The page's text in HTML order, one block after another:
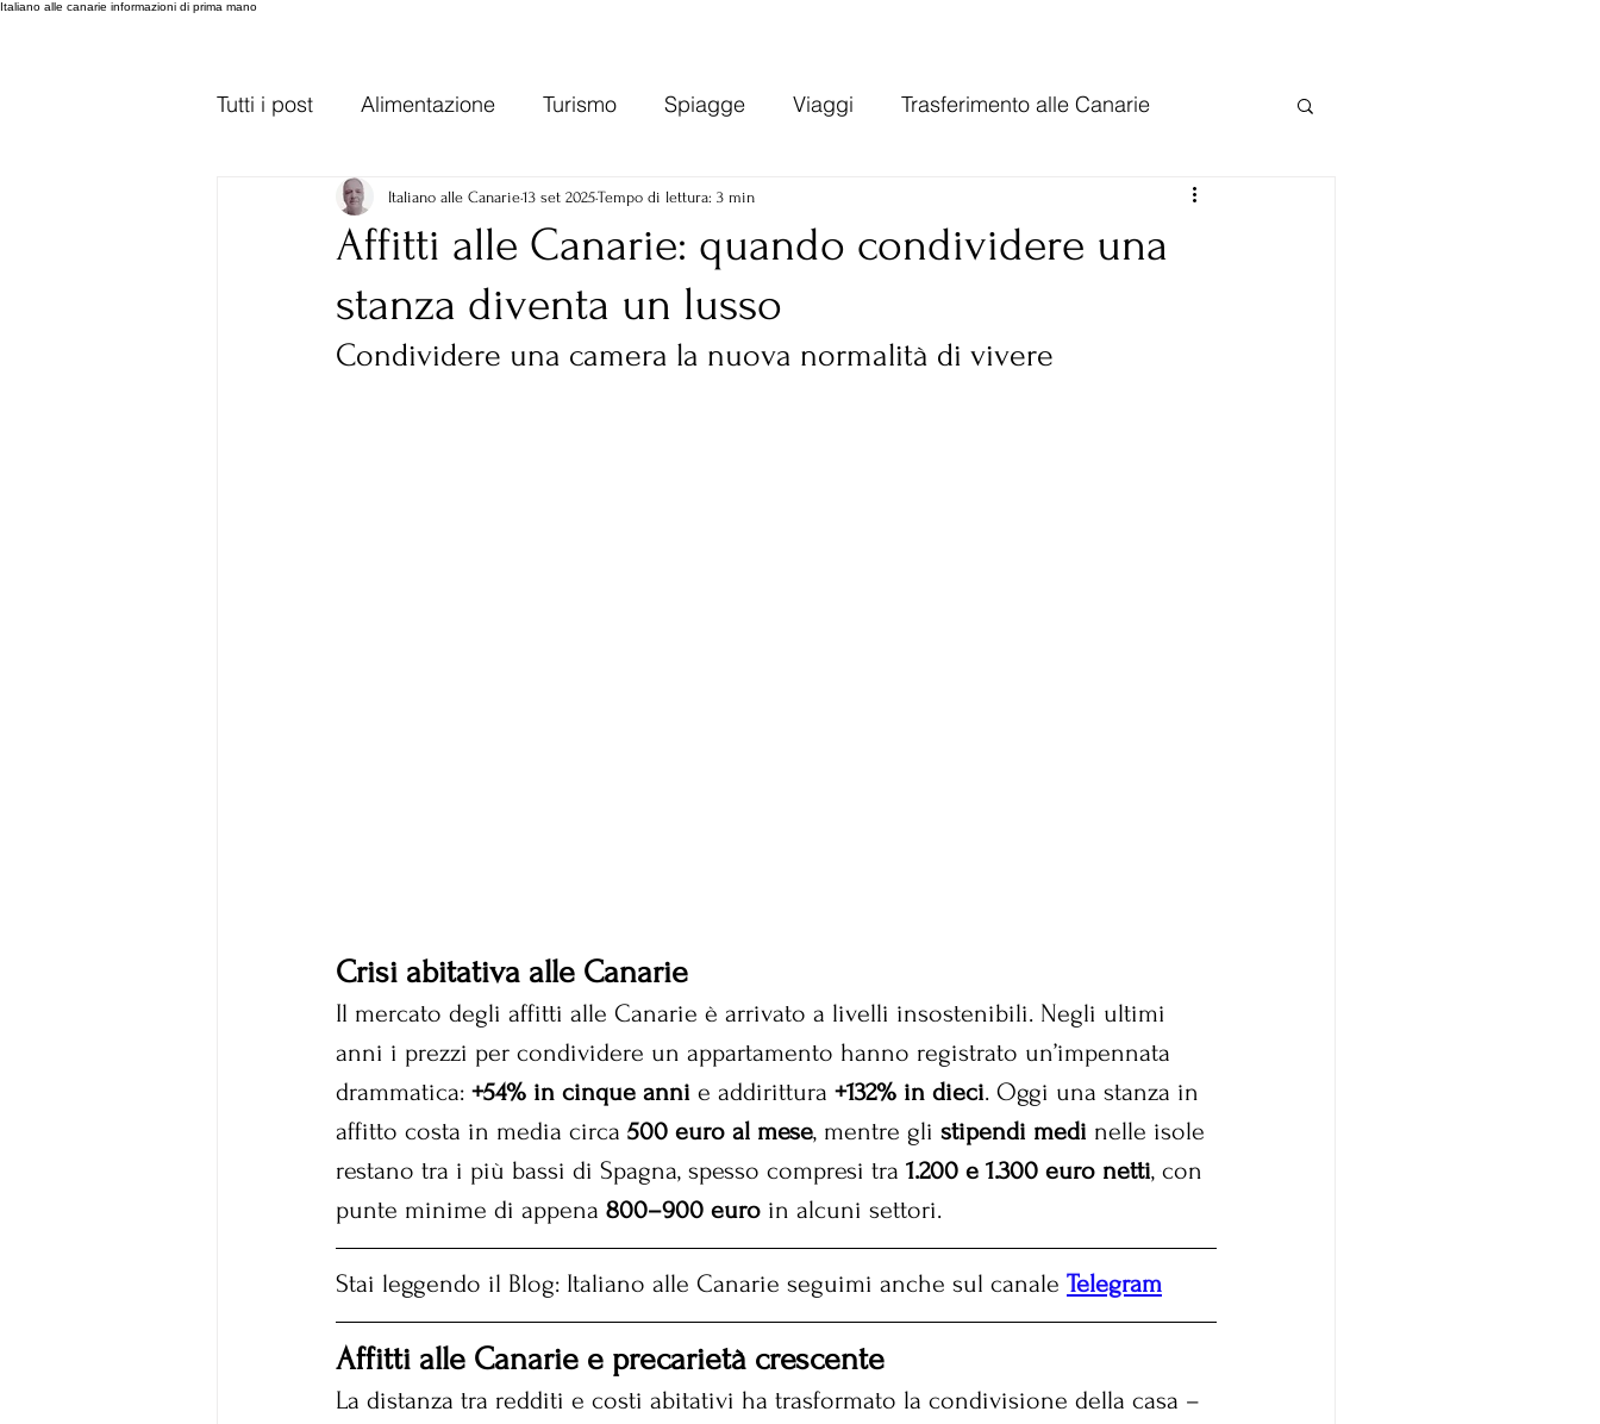
Italiano alle canarie informazioni di prima mano
Tutti i post Alimentazione Turismo Spiagge Viaggi Trasferimento alle Canarie
Trasporti Gran Canaria Gran Canaria Varie Tenerife
Lanzarote varie varie Economia Spagna
Affitti alle Canarie: quando condividere una
stanza diventa un lusso
Italiano alle Canarie13 set 2025Tempo di lettura: 3 min
Condividere una camera la nuova normalità di vivere
Crisi abitativa alle Canarie
Il mercato degli affitti alle Canarie è arrivato a livelli insostenibili. Negli ultimi
anni i prezzi per condividere un appartamento hanno registrato un’impennata
drammatica: +54% in cinque anni e addirittura +132% in dieci. Oggi una stanza in
affitto costa in media circa 500 euro al mese, mentre gli stipendi medi nelle isole
restano tra i più bassi di Spagna, spesso compresi tra 1.200 e 1.300 euro netti, con
punte minime di appena 800–900 euro in alcuni settori.
Stai leggendo il Blog: Italiano alle Canarie seguimi anche sul canale Telegram
Affitti alle Canarie e precarietà crescente
La distanza tra redditi e costi abitativi ha trasformato la condivisione della casa –